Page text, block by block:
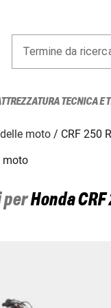
Termine da
TECNICA E
moto
CRF 250 R
moto
perHonda